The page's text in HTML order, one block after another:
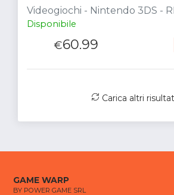
Videogiochi - Nintendo 3DS -
Disponibile
€60.99
Carica altri
GAME WARP
BY POWER GAME SRL